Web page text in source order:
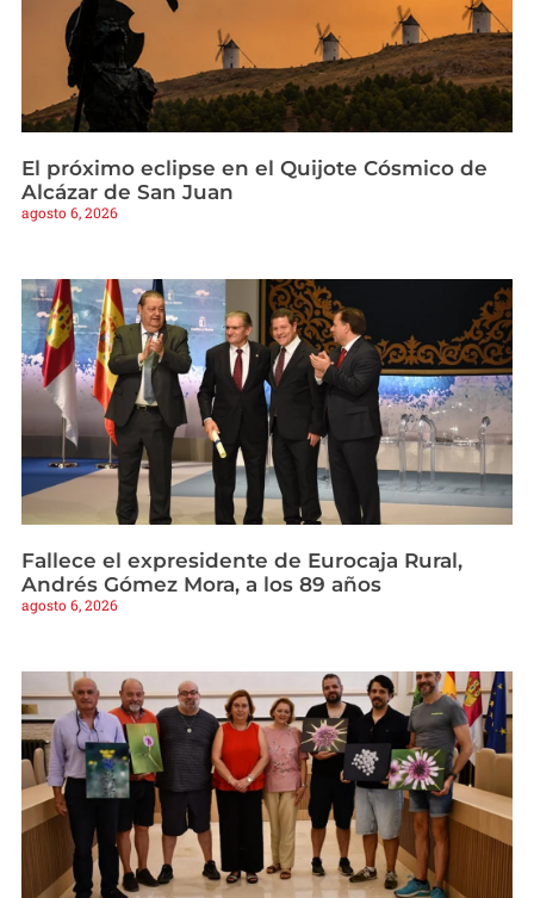
El próximo eclipse en el Quijote Cósmico de
Alcázar de San Juan
agosto 6, 2026
Fallece el expresidente de Eurocaja Rural,
Andrés Gómez Mora, a los 89 años
agosto 6, 2026